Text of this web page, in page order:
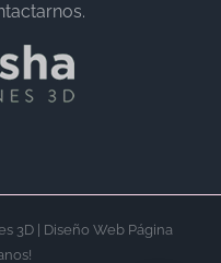
3D | Diseño Web Página